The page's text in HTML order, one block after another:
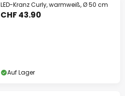
LED-Kranz Curly, warmweiß, Ø 50 cm
CHF 43.90
Auf Lager